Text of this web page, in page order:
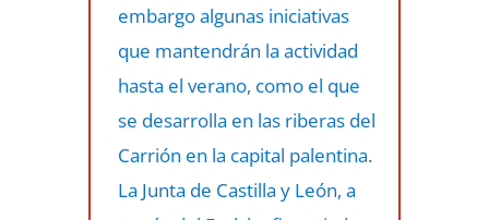
embargo algunas iniciativas
que mantendrán la actividad
hasta el verano, como el que
se desarrolla en las riberas del
Carrión en la capital palentina.
La Junta de Castilla y León, a